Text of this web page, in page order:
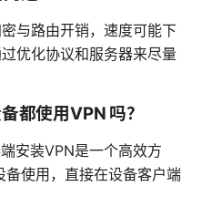
与路由开销，速度可能下
优化协议和服务器来尽量
都使用VPN 吗？
安装VPN是一个高效方
使用，直接在设备客户端